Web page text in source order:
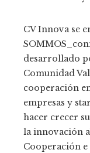
CV Innova se
desarrollado
Comunidad
cooperación
empresas y
hacer crecer
la innovación
Cooperación